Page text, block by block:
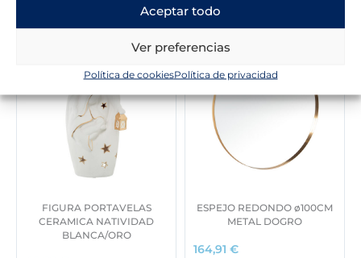
Aceptar todo
Ver preferencias
Política de cookiesPolítica de privacidad
FIGURA PORTAVELAS
CERAMICA NATIVIDAD
BLANCA/ORO
ESPEJO REDONDO ø100CM
METAL DOGRO
164,91 €